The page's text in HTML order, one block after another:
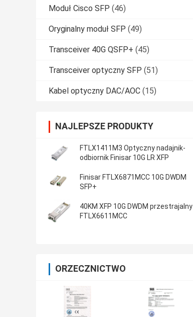
Moduł Cisco SFP (46)
Oryginalny moduł SFP (49)
Transceiver 40G QSFP+ (45)
Transceiver optyczny SFP (51)
Kabel optyczny DAC/AOC (15)
NAJLEPSZE PRODUKTY
FTLX1411M3 Optyczny nadajnik-
odbiornik Finisar 10G LR XFP
Finisar FTLX6871MCC 10G DWDM
SFP+
40KM XFP 10G DWDM przestrajalny
FTLX6611MCC
ORZECZNICTWO